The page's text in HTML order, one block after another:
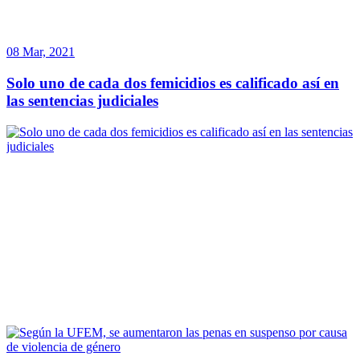
08 Mar, 2021
Solo uno de cada dos femicidios es calificado así en
las sentencias judiciales